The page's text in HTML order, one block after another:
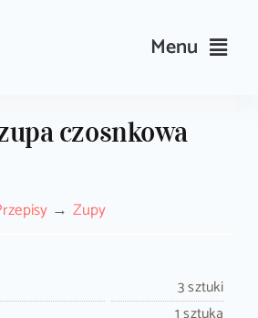
Menu
Wyposażenie
czosnkowa
Zupy
3 sztuki